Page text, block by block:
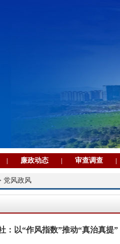
廉政动态 审查调查
党风政风
：以“作风指数”推动“真治真提”